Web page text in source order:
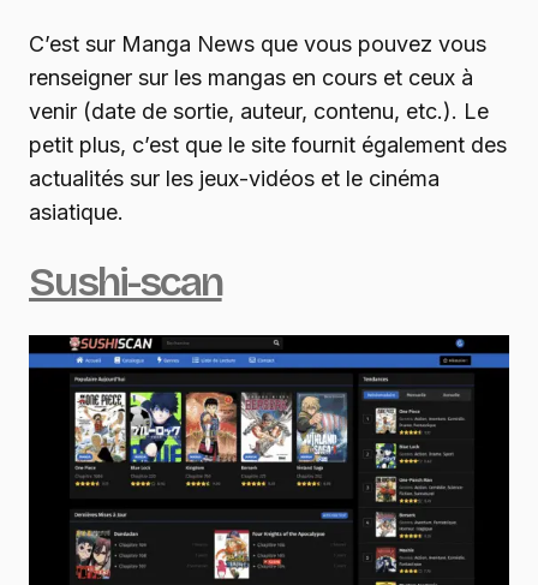
C’est sur Manga News que vous pouvez vous
renseigner sur les mangas en cours et ceux à
venir (date de sortie, auteur, contenu, etc.). Le
petit plus, c’est que le site fournit également des
actualités sur les jeux-vidéos et le cinéma
asiatique.
Sushi-scan